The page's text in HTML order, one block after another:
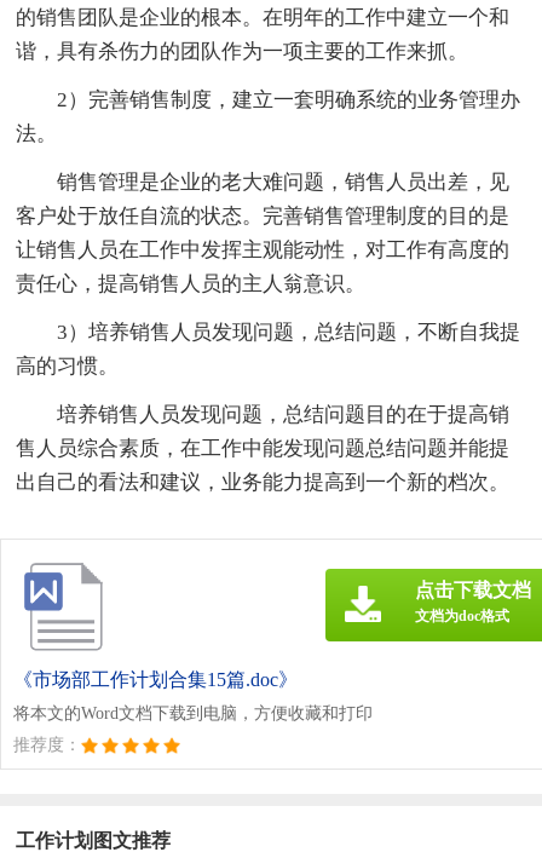
的销售团队是企业的根本。在明年的工作中建立一个和
谐，具有杀伤力的团队作为一项主要的工作来抓。
2）完善销售制度，建立一套明确系统的业务管理办
法。
销售管理是企业的老大难问题，销售人员出差，见
客户处于放任自流的状态。完善销售管理制度的目的是
让销售人员在工作中发挥主观能动性，对工作有高度的
责任心，提高销售人员的主人翁意识。
3）培养销售人员发现问题，总结问题，不断自我提
高的习惯。
培养销售人员发现问题，总结问题目的在于提高销
售人员综合素质，在工作中能发现问题总结问题并能提
出自己的看法和建议，业务能力提高到一个新的档次。
《市场部工作计划合集15篇.doc》
将本文的Word文档下载到电脑，方便收藏和打印
推荐度：
点击下载文档
文档为doc格式
工作计划图文推荐